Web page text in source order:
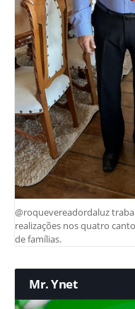
@roquevereadordaluz
realizações nos quatro
de famílias.
Mr. Ynet